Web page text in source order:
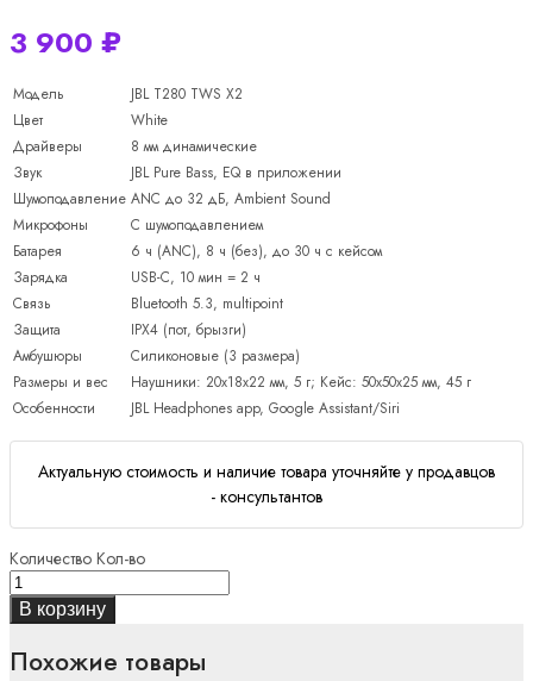
3 900 ₽
Модель
JBL T280 TWS X2
Цвет
White
Драйверы
8 мм динамические
Звук
JBL Pure Bass, EQ в приложении
Шумоподавление ANC до 32 дБ, Ambient Sound
Микрофоны
С шумоподавлением
Батарея
6 ч (ANC), 8 ч (без), до 30 ч с кейсом
Зарядка
USB-C, 10 мин = 2 ч
Связь
Bluetooth 5.3, multipoint
Защита
IPX4 (пот, брызги)
Амбушюры
Силиконовые (3 размера)
Размеры и вес
Наушники: 20x18x22 мм, 5 г; Кейс: 50x50x25 мм, 45 г
Особенности
JBL Headphones app, Google Assistant/Siri
Актуальную стоимость и наличие товара уточняйте у продавцов
- консультантов
Количество Кол-во
В корзину
Похожие товары